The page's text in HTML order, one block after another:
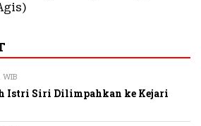
WIB
Istri Siri Dilimpahkan ke Kejari